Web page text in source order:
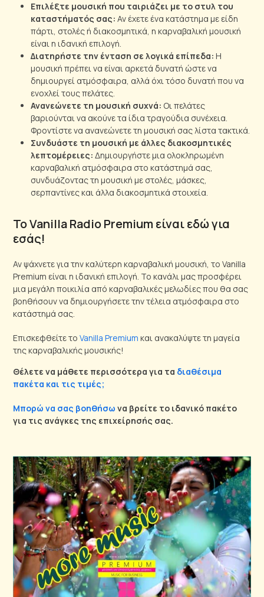
Επιλέξτε μουσική που ταιριάζει με το στυλ του
καταστήματός σας: Αν έχετε ένα κατάστημα με είδη
πάρτι, στολές ή διακοσμητικά, η καρναβαλική μουσική
είναι η ιδανική επιλογή.
Διατηρήστε την ένταση σε λογικά επίπεδα: Η
μουσική πρέπει να είναι αρκετά δυνατή ώστε να
δημιουργεί ατμόσφαιρα, αλλά όχι τόσο δυνατή που να
ενοχλεί τους πελάτες.
Ανανεώνετε τη μουσική συχνά: Οι πελάτες
βαριούνται να ακούνε τα ίδια τραγούδια συνέχεια.
Φροντίστε να ανανεώνετε τη μουσική σας λίστα τακτικά.
Συνδυάστε τη μουσική με άλλες διακοσμητικές
λεπτομέρειες: Δημιουργήστε μια ολοκληρωμένη
καρναβαλική ατμόσφαιρα στο κατάστημά σας,
συνδυάζοντας τη μουσική με στολές, μάσκες,
σερπαντίνες και άλλα διακοσμητικά στοιχεία.
Το Vanilla Radio Premium είναι εδώ για
εσάς!
Αν ψάχνετε για την καλύτερη καρναβαλική μουσική, το Vanilla
Premium είναι η ιδανική επιλογή. Το κανάλι μας προσφέρει
μια μεγάλη ποικιλία από καρναβαλικές μελωδίες που θα σας
βοηθήσουν να δημιουργήσετε την τέλεια ατμόσφαιρα στο
κατάστημά σας.
Επισκεφθείτε τοVanilla Premium και ανακαλύψτε τη μαγεία
της καρναβαλικής μουσικής!
Θέλετε να μάθετε περισσότερα για τα διαθέσιμα
πακέτα και τις τιμές;
Μπορώ να σας βοηθήσω να βρείτε το ιδανικό πακέτο
για τις ανάγκες της επιχείρησής σας.